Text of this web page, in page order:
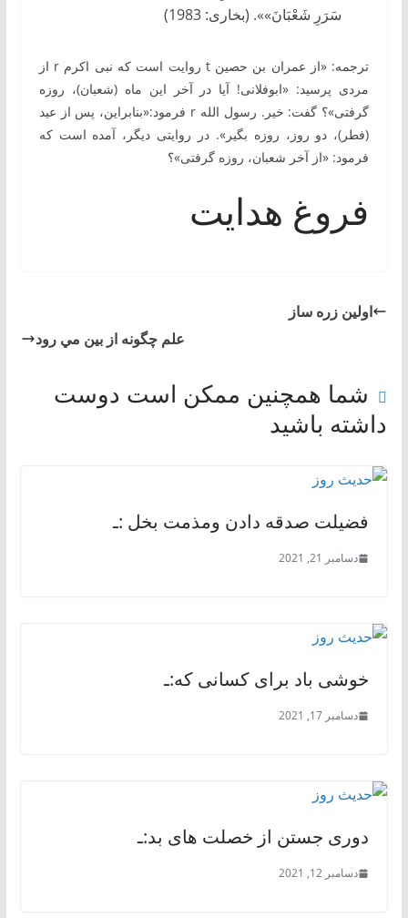
سَرَرِ شَعْبَانَ»». (بخارى: 1983)
ترجمه: «از عمران بن حصین t روایت است كه نبی ‏اكرم r از
مردی پرسید: «ابوفلانی! آیا در آخر این ماه (شعبان)، روزه
گرفتی»؟ گفت: خیر. رسول ‏الله r فرمود:«بنابراین، پس از عید
(فطر)، دو روز، روزه بگیر». در روایتی دیگر، آمده است كه
فرمود: «از آخر شعبان، روزه گرفتی»؟
فروغ هدایت
اولین زره ساز
علم چگونه از بين مي‌ رود
شما همچنین ممکن است دوست
داشته باشید
فضیلت صدقه دادن ومذمت بخل :ـ
دسامبر 21, 2021
خوشی باد برای کسانی که:ـ
دسامبر 17, 2021
دوری جستن از خصلت های بد:ـ
دسامبر 12, 2021